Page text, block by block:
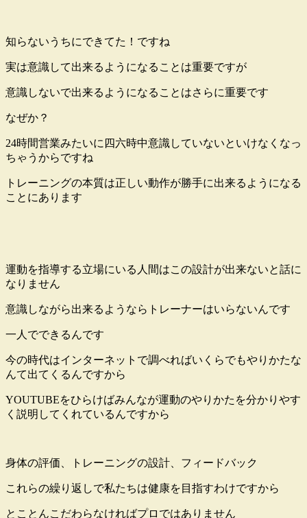
知らないうちにできてた！ですね
実は意識して出来るようになることは重要ですが
意識しないで出来るようになることはさらに重要です
なぜか？
24時間営業みたいに四六時中意識していないといけなくなっ
ちゃうからですね
トレーニングの本質は正しい動作が勝手に出来るようになる
ことにあります
運動を指導する立場にいる人間はこの設計が出来ないと話に
なりません
意識しながら出来るようならトレーナーはいらないんです
一人でできるんです
今の時代はインターネットで調べればいくらでもやりかたな
んて出てくるんですから
YOUTUBEをひらけばみんなが運動のやりかたを分かりやす
く説明してくれているんですから
身体の評価、トレーニングの設計、フィードバック
これらの繰り返しで私たちは健康を目指すわけですから
とことんこだわらなければプロではありません